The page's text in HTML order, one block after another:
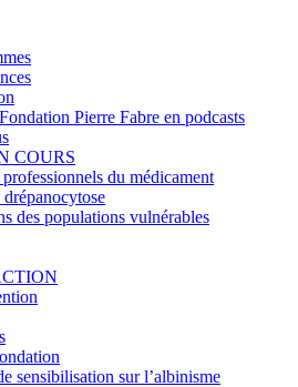
Pierre Fabre en podcasts
COURS
du médicament
des populations vulnérables
sensibilisation sur l’albinisme